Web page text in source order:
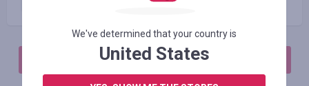
АВТОРИЗИРУЙТЕСЬ, ЧТОБЫ ОСТАВИТЬ ОТЗЫВ
We've determined that your country is
United States